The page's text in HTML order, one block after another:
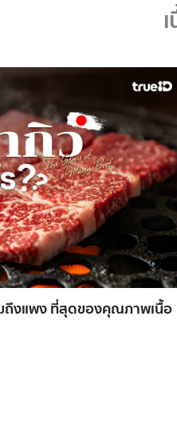
มถึงแพง ที่สุดของคุณภาพเนื้อ